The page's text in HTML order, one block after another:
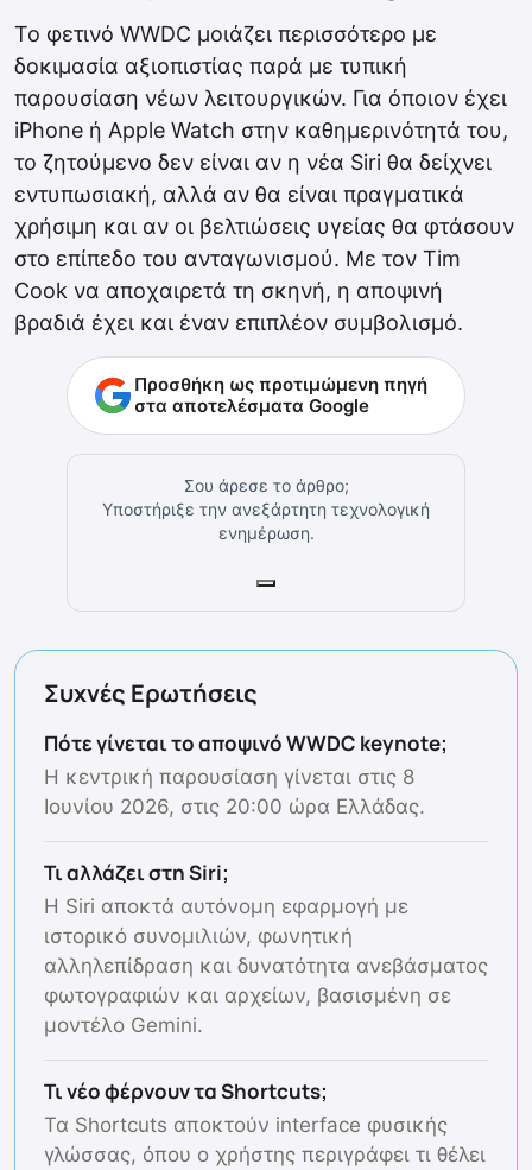
Το φετινό WWDC μοιάζει περισσότερο με
δοκιμασία αξιοπιστίας παρά με τυπική
παρουσίαση νέων λειτουργικών. Για όποιον έχει
iPhone ή Apple Watch στην καθημερινότητά του,
το ζητούμενο δεν είναι αν η νέα Siri θα δείχνει
εντυπωσιακή, αλλά αν θα είναι πραγματικά
χρήσιμη και αν οι βελτιώσεις υγείας θα φτάσουν
στο επίπεδο του ανταγωνισμού. Με τον Tim
Cook να αποχαιρετά τη σκηνή, η αποψινή
βραδιά έχει και έναν επιπλέον συμβολισμό.
Προσθήκη ως προτιμώμενη πηγή
στα αποτελέσματα Google
Σου άρεσε το άρθρο;
Υποστήριξε την ανεξάρτητη τεχνολογική
ενημέρωση.
Συχνές Ερωτήσεις
Πότε γίνεται το αποψινό WWDC keynote;
Η κεντρική παρουσίαση γίνεται στις 8
Ιουνίου 2026, στις 20:00 ώρα Ελλάδας.
Τι αλλάζει στη Siri;
Η Siri αποκτά αυτόνομη εφαρμογή με
ιστορικό συνομιλιών, φωνητική
αλληλεπίδραση και δυνατότητα ανεβάσματος
φωτογραφιών και αρχείων, βασισμένη σε
μοντέλο Gemini.
Τι νέο φέρνουν τα Shortcuts;
Τα Shortcuts αποκτούν interface φυσικής
γλώσσας, όπου ο χρήστης περιγράφει τι θέλει